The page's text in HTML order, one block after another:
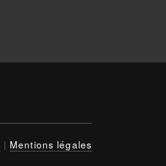
| Mentions légales